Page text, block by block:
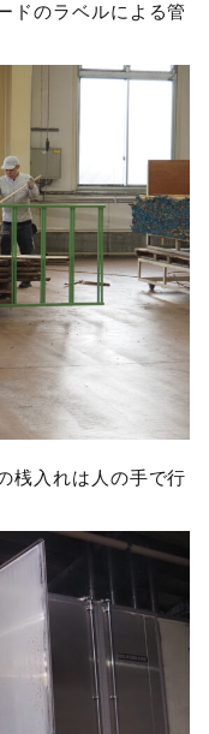
ドのラベルによる管
桟入れは人の手で行